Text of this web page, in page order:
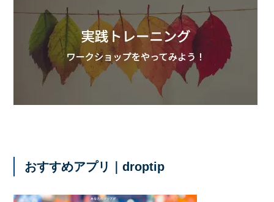
おすすめアプリ｜droptip